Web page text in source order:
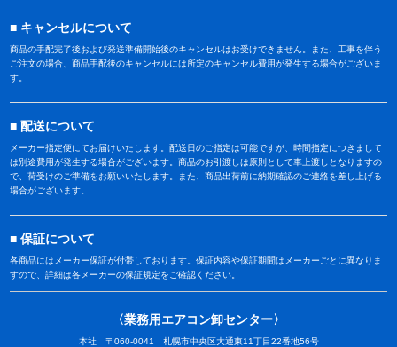
キャンセルについて
商品の手配完了後および発送準備開始後のキャンセルはお受けできません。また、工事を伴う
ご注文の場合、商品手配後のキャンセルには所定のキャンセル費用が発生する場合がございま
す。
配送について
メーカー指定便にてお届けいたします。配送日のご指定は可能ですが、時間指定につきまして
は別途費用が発生する場合がございます。商品のお引渡しは原則として車上渡しとなりますの
で、荷受けのご準備をお願いいたします。また、商品出荷前に納期確認のご連絡を差し上げる
場合がございます。
保証について
各商品にはメーカー保証が付帯しております。保証内容や保証期間はメーカーごとに異なりま
すので、詳細は各メーカーの保証規定をご確認ください。
〈業務用エアコン卸センター〉
本社 〒060-0041 札幌市中央区大通東11丁目22番地56号